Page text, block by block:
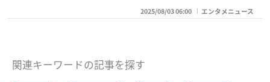
2025/08/03 06:00 エンタメニュース
関連キーワードの記事を探す